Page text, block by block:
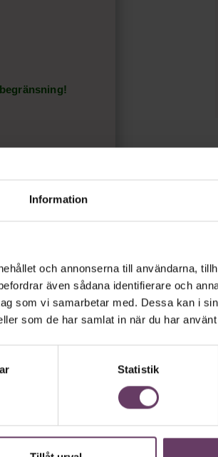
Information
och annonserna till användarna,
även sådana identifierare och
som vi samarbetar med. Dessa kan i
som de har samlat in när du har
Statistik
här.